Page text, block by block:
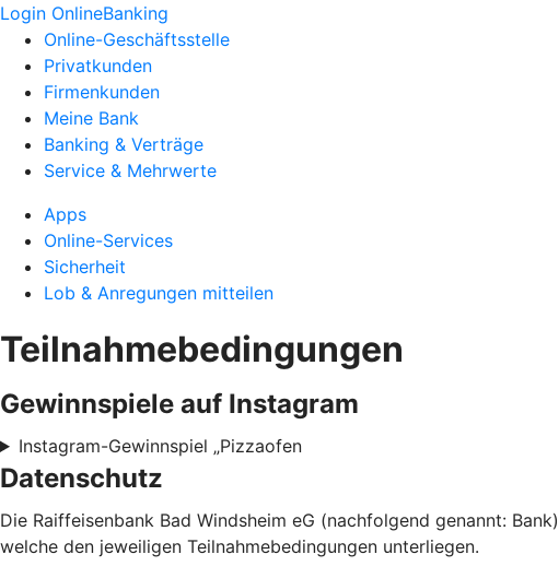
Login OnlineBanking
Online-Geschäftsstelle
Privatkunden
Firmenkunden
Meine Bank
Banking & Verträge
Service & Mehrwerte
Apps
Online-Services
Sicherheit
Lob & Anregungen mitteilen
Teilnahmebedingungen
Gewinnspiele auf Instagram
Instagram-Gewinnspiel „Pizzaofen
Datenschutz
Die Raiffeisenbank Bad Windsheim eG (nachfolgend genannt:
welche den jeweiligen Teilnahmebedingungen unterliegen.